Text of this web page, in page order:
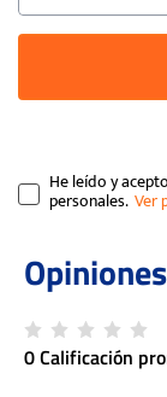
He leído y
personales.
0 Calificación